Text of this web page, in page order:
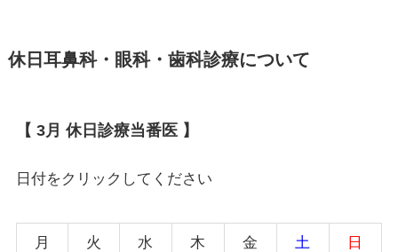
休日耳鼻科・眼科・歯科診療について
【 3月 休日診療当番医 】
日付をクリックしてください
月 火 水 木 金 土 日